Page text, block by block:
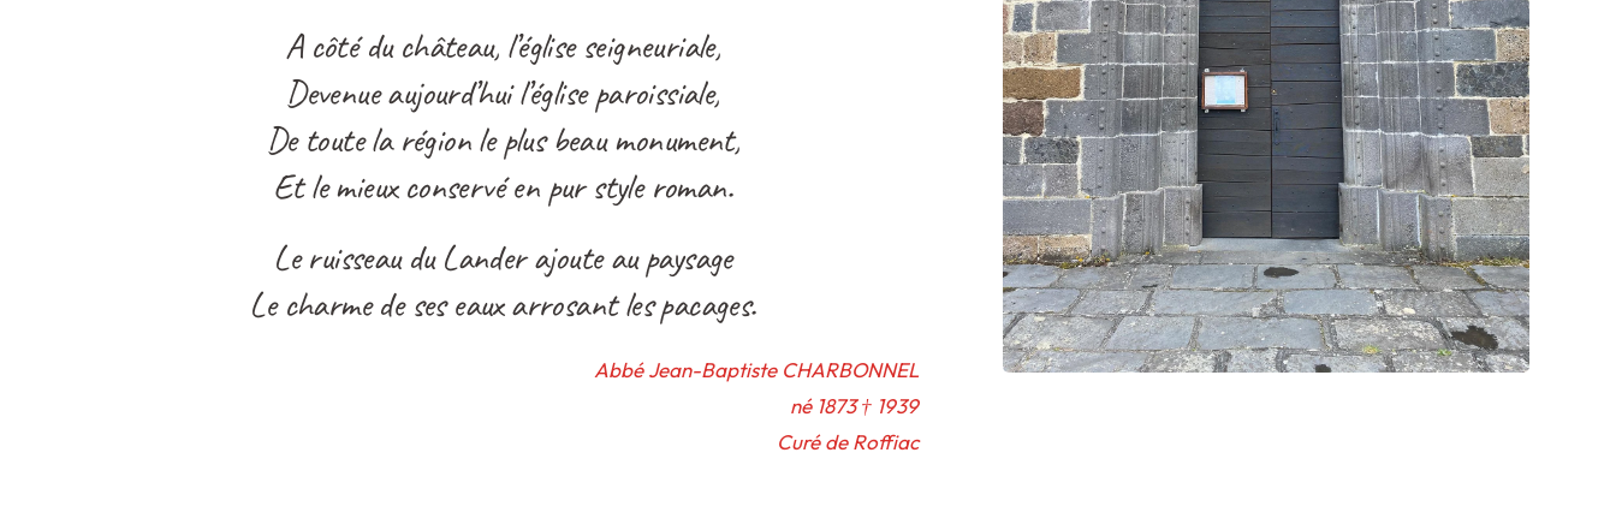
A côté du château, l’église seigneuriale,
Devenue aujourd’hui l’église paroissiale,
De toute la région le plus beau monument,
Et le mieux conservé en pur style roman.
Le ruisseau du Lander ajoute au paysage
Le charme de ses eaux arrosant les pacages.
Abbé Jean-Baptiste CHARBONNEL
né 1873 † 1939
Curé de Roffiac